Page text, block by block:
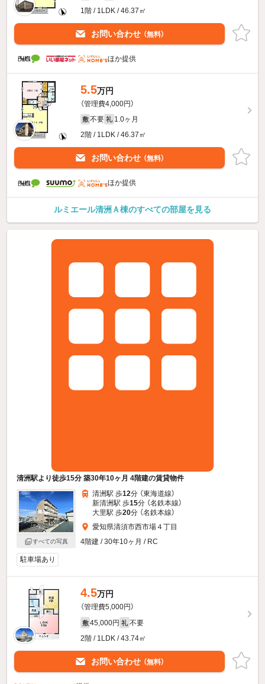
1階 / 1LDK / 46.37㎡
お問い合わせ （無料）
ほか提供
5.5万円
（管理費4,000円）
敷 不要 礼 1.0ヶ月
2階 / 1LDK / 46.37㎡
お問い合わせ （無料）
ほか提供
ルミエール清洲Ａ棟のすべての部屋を見る
清洲駅より徒歩15分 築30年10ヶ月 4階建の賃貸物件
すべての写真
清洲駅 歩12分 （東海道線）
新清洲駅 歩15分 （名鉄本線）
大里駅 歩20分 （名鉄本線）
愛知県清須市西市場４丁目
4階建 / 30年10ヶ月 / RC
駐車場あり
4.5万円
（管理費5,000円）
敷 45,000円 礼 不要
2階 / 1LDK / 43.74㎡
お問い合わせ （無料）